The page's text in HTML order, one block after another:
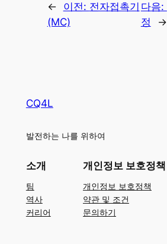
← 이전: 전자접촉기
(MC)
다음:
정
→
CQ4L
발전하는 나를 위하여
소개
팀
역사
커리어
개인정보 보호정책
개인정보 보호정책
약관 및 조건
문의하기